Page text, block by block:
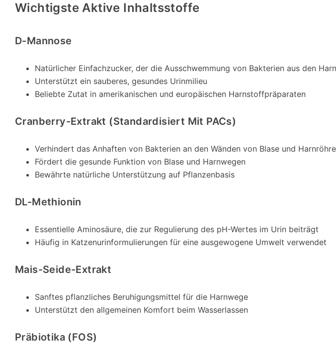
Wichtigste Aktive Inhaltsstoffe
D-Mannose
Natürlicher Einfachzucker, der die Ausschwemmung von Bakterien aus den
Unterstützt ein sauberes, gesundes Urinmilieu
Beliebte Zutat in amerikanischen und europäischen Harnstoffpräparaten
Cranberry-Extrakt (standardisiert Mit PACs)
Verhindert das Anhaften von Bakterien an den Wänden von Blase und Harnröhre
Fördert die gesunde Funktion von Blase und Harnwegen
Bewährte natürliche Unterstützung auf Pflanzenbasis
DL-Methionin
Essentielle Aminosäure, die zur Regulierung des pH-Wertes im Urin beiträgt
Häufig in Katzenurinformulierungen für eine ausgewogene Umwelt verwendet
Mais-Seide-Extrakt
Sanftes pflanzliches Beruhigungsmittel für die Harnwege
Unterstützt den allgemeinen Komfort beim Wasserlassen
Präbiotika (FOS)